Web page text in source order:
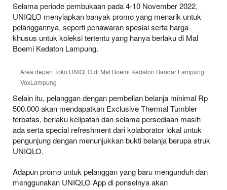
Selama periode pembukaan pada 4-10 November 2022,
UNIQLO menyiapkan banyak promo yang menarik untuk
pelanggannya, seperti penawaran spesial serta harga
khusus untuk koleksi tertentu yang hanya berlaku di Mal
Boemi Kedaton Lampung.
Area depan Toko UNIQLO di Mal Boemi Kedaton Bandar Lampung. |
VoxLampung
Selain itu, pelanggan dengan pembelian belanja minimal Rp
500.000 akan mendapatkan Exclusive Thermal Tumbler
terbatas, berlaku kelipatan dan selama persediaan masih
ada serta special refreshment dari kolaborator lokal untuk
pengunjung dengan menunjukkan bukti belanja berupa struk
UNIQLO.
Adapun promo untuk pelanggan yang baru mengunduh dan
menggunakan UNIQLO App di ponselnya akan